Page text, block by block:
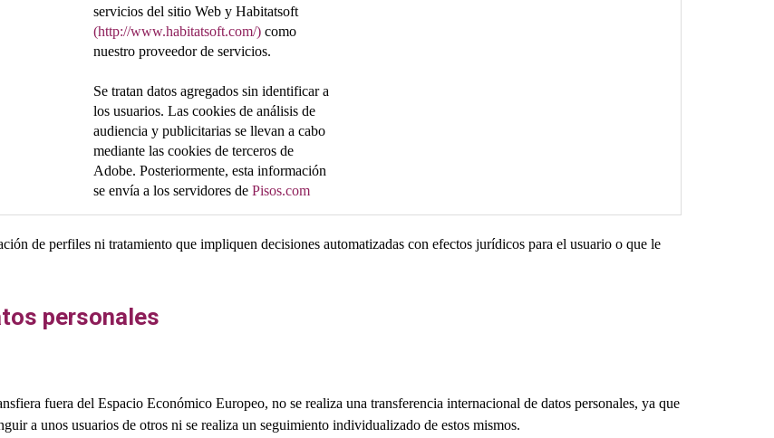
servicios del sitio Web y Habitatsoft
(http://www.habitatsoft.com/) como
nuestro proveedor de servicios.
Se tratan datos agregados sin identificar a
los usuarios. Las cookies de análisis de
audiencia y publicitarias se llevan a cabo
mediante las cookies de terceros de
Adobe. Posteriormente, esta información
se envía a los servidores de Pisos.com
de perfiles ni tratamiento que impliquen decisiones automatizadas con efectos jurídicos para el usuario o que le
personales
fuera del Espacio Económico Europeo, no se realiza una transferencia internacional de datos personales, ya que
a unos usuarios de otros ni se realiza un seguimiento individualizado de estos mismos.